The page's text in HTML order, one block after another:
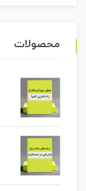
محصولات